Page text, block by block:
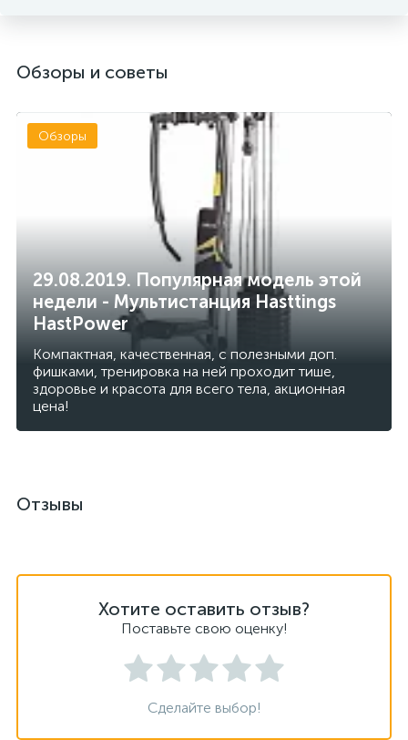
Обзоры и советы
29.08.2019. Популярная модель этой
недели - Мультистанция Hasttings
HastPower
Компактная, качественная, с полезными доп.
фишками, тренировка на ней проходит тише,
здоровье и красота для всего тела, акционная
цена!
Обзоры
Отзывы
Хотите оставить отзыв?
Поставьте свою оценку!
Сделайте выбор!